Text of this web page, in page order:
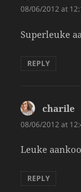
08/06/2012 at
Superleuke
REPLY
charile
08/06/2012 at
Leuke
REPLY